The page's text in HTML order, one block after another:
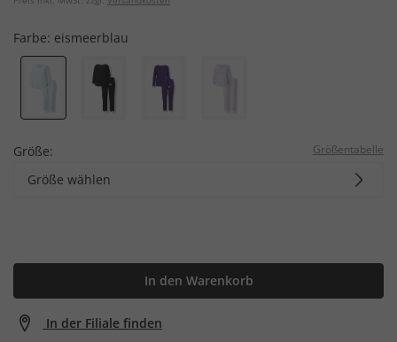
Farbe: eismeerblau
Größe: Größentabelle
Größe wählen
In den Warenkorb
In der Filiale finden